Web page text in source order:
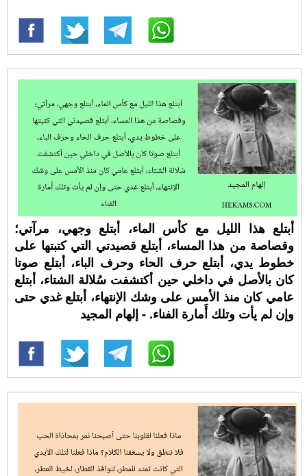
أبتلع هذا الليل مع كأس الماء، أبتلع وجهي، مرآتي؛
وقصاصة من هذا المساء، أبتلع قصيدتي التي كتبتها على
خطوط يدي، أبتلع حرف الحاء وحرف الباء، أبتلع صوتا
كان بالأصل في داخلي حين أكتشفت سُلالة الشتاء، أبتلع
عامي كان منذ الأمس على وشك الإنتهاء، أبتلع غدي حتى
وإن لم يأت وتلك أَمارة الفناء. - إلهام المجيد